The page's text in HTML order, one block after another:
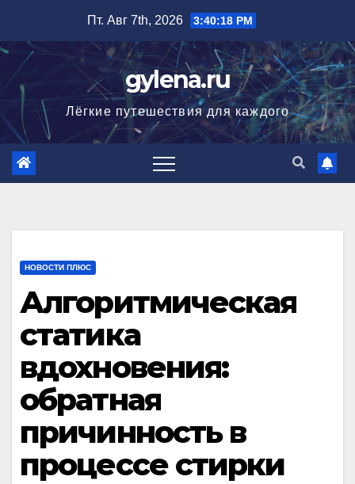
содержимому
Пт. Авг 7th, 2026 3:40:18 PM
gylena.ru
Лёгкие путешествия для каждого
НОВОСТИ ПЛЮС
Алгоритмическая
статика
вдохновения:
обратная
причинность в
процессе стирки